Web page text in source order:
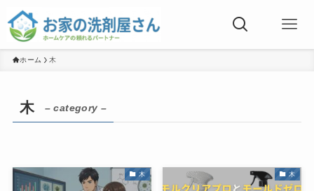
ホーム 木
木 – category –
木 木